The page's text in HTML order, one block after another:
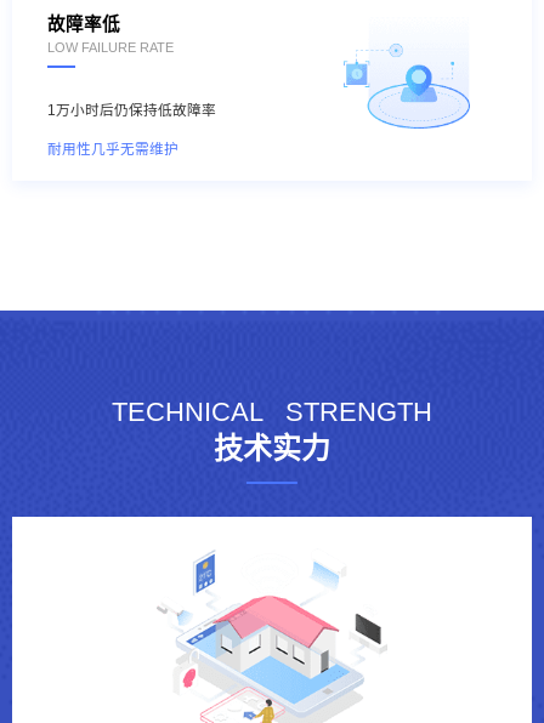
故障率低
LOW FAILURE RATE
1万小时后仍保持低故障率
耐用性几乎无需维护
TECHNICAL STRENGTH
技术实力